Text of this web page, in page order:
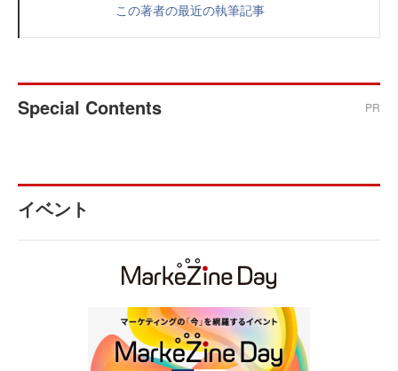
この著者の最近の執筆記事
Special Contents PR
イベント